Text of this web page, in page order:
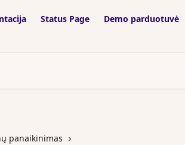
Status Page Demo parduotuvė
panaikinimas